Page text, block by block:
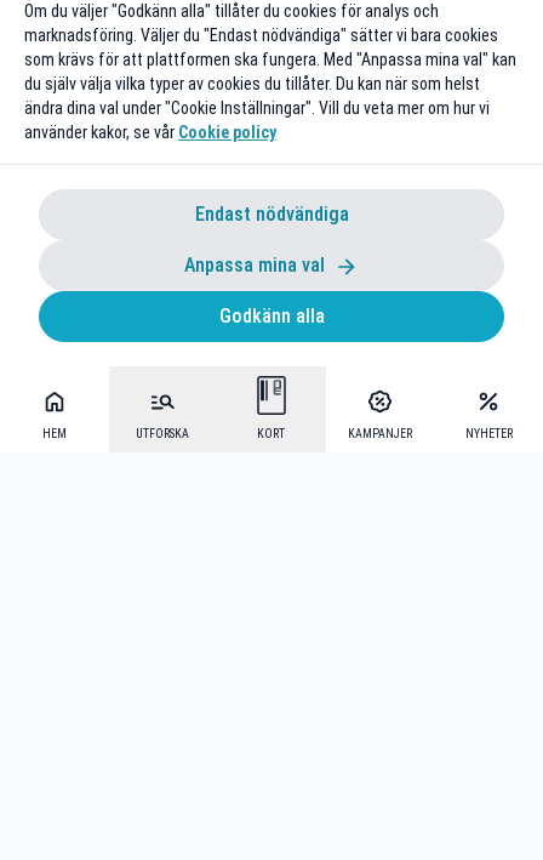
HEM UTFORSKA KORT KAMPANJER NYHETER
Om du väljer "Godkänn alla" tillåter du cookies för analys och
marknadsföring. Väljer du "Endast nödvändiga" sätter vi bara cookies
som krävs för att plattformen ska fungera. Med "Anpassa mina val" kan
du själv välja vilka typer av cookies du tillåter. Du kan när som helst
ändra dina val under "Cookie Inställningar". Vill du veta mer om hur vi
använder kakor, se vår Cookie policy
Endast nödvändiga
Anpassa mina val
Godkänn alla